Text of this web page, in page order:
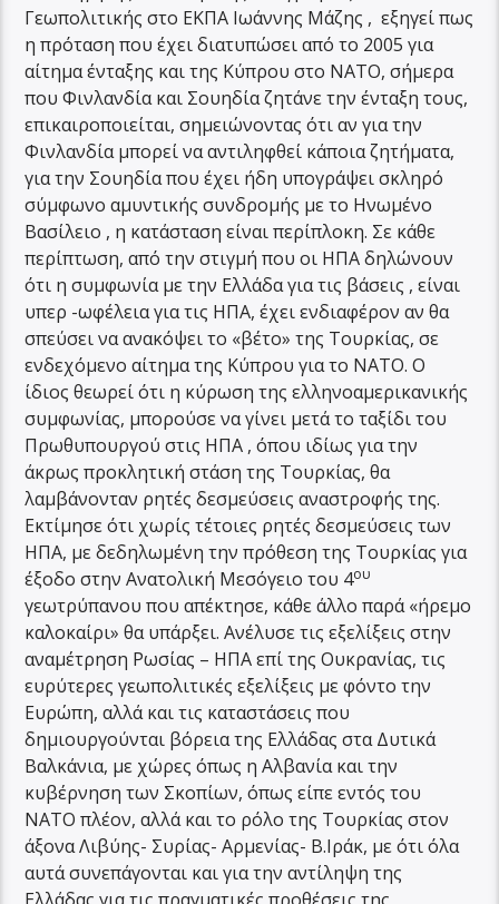
Γεωπολιτικής στο ΕΚΠΑ Ιωάννης Μάζης , εξηγεί πως
η πρόταση που έχει διατυπώσει από το 2005 για
αίτημα ένταξης και της Κύπρου στο ΝΑΤΟ, σήμερα
που Φινλανδία και Σουηδία ζητάνε την ένταξη τους,
επικαιροποιείται, σημειώνοντας ότι αν για την
Φινλανδία μπορεί να αντιληφθεί κάποια ζητήματα,
για την Σουηδία που έχει ήδη υπογράψει σκληρό
σύμφωνο αμυντικής συνδρομής με το Ηνωμένο
Βασίλειο , η κατάσταση είναι περίπλοκη. Σε κάθε
περίπτωση, από την στιγμή που οι ΗΠΑ δηλώνουν
ότι η συμφωνία με την Ελλάδα για τις βάσεις , είναι
υπερ -ωφέλεια για τις ΗΠΑ, έχει ενδιαφέρον αν θα
σπεύσει να ανακόψει το «βέτο» της Τουρκίας, σε
ενδεχόμενο αίτημα της Κύπρου για το ΝΑΤΟ. Ο
ίδιος θεωρεί ότι η κύρωση της ελληνοαμερικανικής
συμφωνίας, μπορούσε να γίνει μετά το ταξίδι του
Πρωθυπουργού στις ΗΠΑ , όπου ιδίως για την
άκρως προκλητική στάση της Τουρκίας, θα
λαμβάνονταν ρητές δεσμεύσεις αναστροφής της.
Εκτίμησε ότι χωρίς τέτοιες ρητές δεσμεύσεις των
ΗΠΑ, με δεδηλωμένη την πρόθεση της Τουρκίας για
έξοδο στην Ανατολική Μεσόγειο του 4ου
γεωτρύπανου που απέκτησε, κάθε άλλο παρά «ήρεμο
καλοκαίρι» θα υπάρξει. Ανέλυσε τις εξελίξεις στην
αναμέτρηση Ρωσίας – ΗΠΑ επί της Ουκρανίας, τις
ευρύτερες γεωπολιτικές εξελίξεις με φόντο την
Ευρώπη, αλλά και τις καταστάσεις που
δημιουργούνται βόρεια της Ελλάδας στα Δυτικά
Βαλκάνια, με χώρες όπως η Αλβανία και την
κυβέρνηση των Σκοπίων, όπως είπε εντός του
ΝΑΤΟ πλέον, αλλά και το ρόλο της Τουρκίας στον
άξονα Λιβύης- Συρίας- Αρμενίας- Β.Ιράκ, με ότι όλα
αυτά συνεπάγονται και για την αντίληψη της